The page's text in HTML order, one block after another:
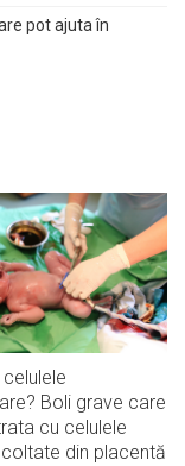
pot ajuta în
Boli grave care
cu celulele
din placentă